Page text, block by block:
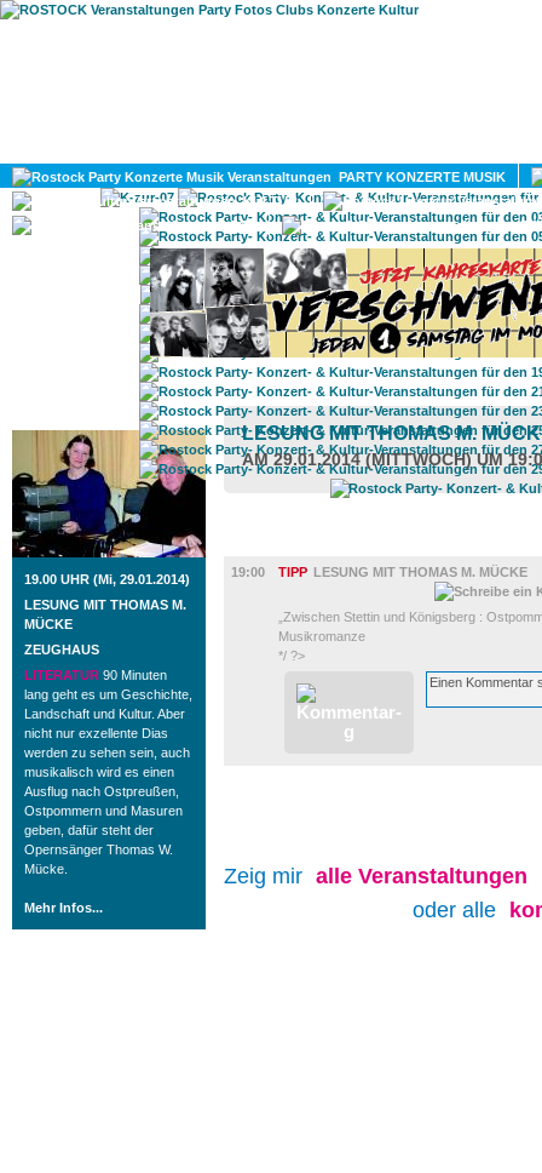
PARTY KONZERTE MUSIK
KULTUR
GAY
ROSTOCK TAGESTIPP
19.00 UHR (Mi, 29.01.2014)
LESUNG MIT THOMAS M.
MÜCKE
ZEUGHAUS
LITERATUR 90 Minuten
lang geht es um Geschichte,
Landschaft und Kultur. Aber
nicht nur exzellente Dias
werden zu sehen sein, auch
musikalisch wird es einen
Ausflug nach Ostpreußen,
Ostpommern und Masuren
geben, dafür steht der
Opernsänger Thomas W.
Mücke.
Mehr Infos...
LESUNG MIT THOMAS M.
AM 29.01.2014 (MITTWOCH) UM
19:00
TIPP LESUNG MIT THOMAS M. MÜCKE
„Zwischen Stettin und Königsberg :
Musikromanze
*/ ?>
Zeig mir alle Veranstaltungen
oder alle